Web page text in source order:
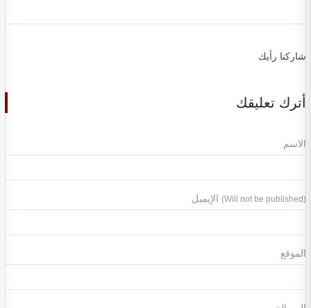
شاركنا رأيك
أترك تعليقك
الاسم
(Will not be published)
الموقع